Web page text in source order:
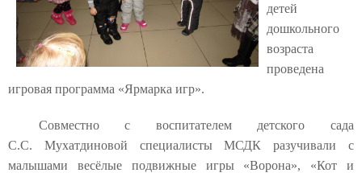
детей
дошкольного
возраста
проведена
игровая программа «Ярмарка игр».
Совместно с воспитателем детского сада
С.С. Мухатдиновой специалисты МСДК разучивали с
малышами весёлые подвижные игры «Ворона», «Кот и